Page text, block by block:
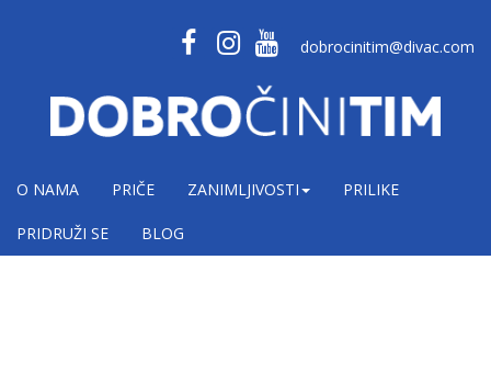
dobrocinitim@divac.com
O NAMA PRIČE ZANIMLJIVOSTI PRILIKE
PRIDRUŽI SE BLOG